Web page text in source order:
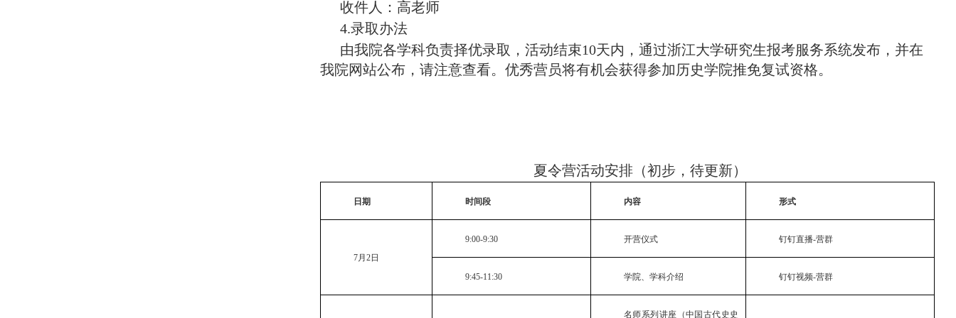
收件人：高老师
4.录取办法
由我院各学科负责择优录取，活动结束10天内，通过浙江大学研究生报考服务系统发布，并在
我院网站公布，请注意查看。优秀营员将有机会获得参加历史学院推免复试资格。
夏令营活动安排（初步，待更新）
日期 时间段 内容 形式
7月 2日
9:00-9:30 开营仪式 钉钉直播-营群
9:45-11:30 学院、学科介绍 钉钉视频-营群
名师系列讲座（中国古代史史